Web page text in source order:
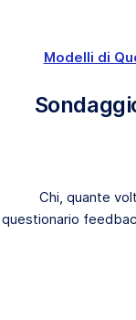
Modelli di
Chi, quante
questionario